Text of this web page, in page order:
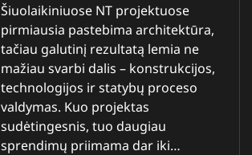
Šiuolaikiniuose NT projektuose
pirmiausia pastebima architektūra,
tačiau galutinį rezultatą lemia ne
mažiau svarbi dalis – konstrukcijos,
technologijos ir statybų proceso
valdymas. Kuo projektas
sudėtingesnis, tuo daugiau
sprendimų priimama dar iki…